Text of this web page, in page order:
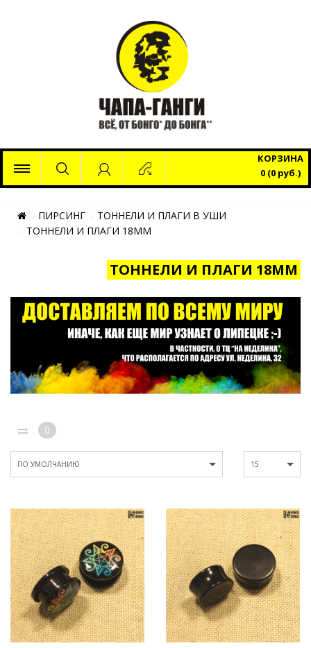
КОРЗИНА
0 (0 руб.)
ПИРСИНГ
ТОННЕЛИ И ПЛАГИ В УШИ
ТОННЕЛИ И ПЛАГИ 18ММ
ТОННЕЛИ И ПЛАГИ 18ММ
0
ПО УМОЛЧАНИЮ 15